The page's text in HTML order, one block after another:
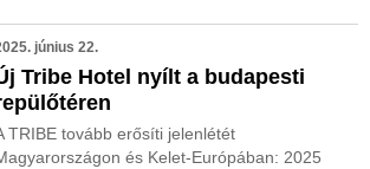
június 22.
Tribe Hotel nyílt a budapesti
TRIBE tovább erősíti jelenlétét
és Kelet-Európában: 2025